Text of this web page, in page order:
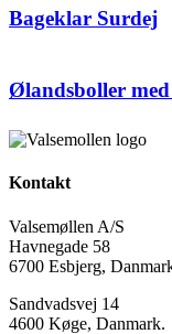
Bageklar Surdej
Ølandsboller
Kontakt
Valsemøllen A/S
Havnegade 58
6700 Esbjerg,
Sandvadsvej 14
4600 Køge, Danmark.